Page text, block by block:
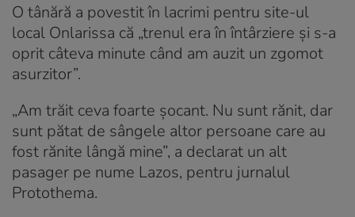
O tânără a povestit în lacrimi pentru site-ul
local Onlarissa că „trenul era în întârziere şi s-a
oprit câteva minute când am auzit un zgomot
asurzitor”.
„Am trăit ceva foarte şocant. Nu sunt rănit, dar
sunt pătat de sângele altor persoane care au
fost rănite lângă mine”, a declarat un alt
pasager pe nume Lazos, pentru jurnalul
Protothema.